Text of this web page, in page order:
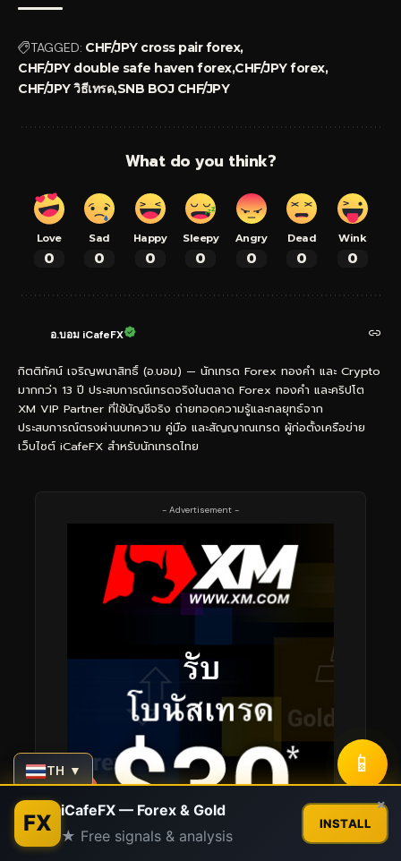
TAGGED: CHF/JPY cross pair forex
CHF/JPY double safe haven forexCHF/JPY forex
CHF/JPY วิธีเทรดSNB BOJ CHF/JPY
What do you think?
Love
0
Sad
0
Happy
0
Sleepy
0
Angry
0
Dead
0
Wink
0
อ.บอม iCafeFX
กิตติทัศน์ เจริญพนาสิทธิ์ (อ.บอม) — นักเทรด Forex ทองคำ และ Crypto
มากกว่า 13 ปี ประสบการณ์เทรดจริงในตลาด Forex ทองคำ และคริปโต
XM VIP Partner ที่ใช้บัญชีจริง ถ่ายทอดความรู้และกลยุทธ์จาก
ประสบการณ์ตรงผ่านบทความ คู่มือ และสัญญาณเทรด ผู้ก่อตั้งเครือข่าย
เว็บไซต์ iCafeFX สำหรับนักเทรดไทย
- Advertisement -
TH ▼ 📱
FX iCafeFX — Forex & Gold
★ Free signals & analysis
INSTALL
×
Contact us
Open